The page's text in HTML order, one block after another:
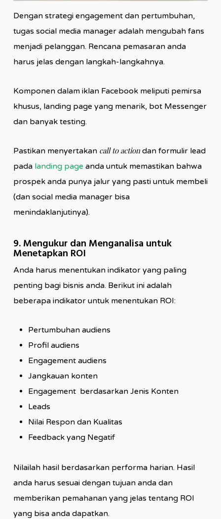
Dengan strategi engagement dan pertumbuhan,
tugas social media manager adalah mengubah fans
menjadi pelanggan. Rencana pemasaran anda
harus jelas dengan langkah-langkahnya.
Komponen dalam iklan Facebook meliputi pemirsa
khusus, landing page yang menarik, bot Messenger
dan banyak testing.
Pastikan menyertakan call to actiondan formulir lead
pada landing page anda untuk memastikan bahwa
prospek anda punya jalur yang pasti untuk membeli
(dan social media manager bisa
menindaklanjutinya).
9. Mengukur dan Menganalisa untuk
Menetapkan ROI
Anda harus menentukan indikator yang paling
penting bagi bisnis anda. Berikut ini adalah
beberapa indikator untuk menentukan ROI:
Pertumbuhan audiens
Profil audiens
Engagement audiens
Jangkauan konten
Engagement berdasarkan Jenis Konten
Leads
Nilai Respon dan Kualitas
Feedback yang Negatif
Nilailah hasil berdasarkan performa harian. Hasil
anda harus sesuai dengan tujuan anda dan
memberikan pemahanan yang jelas tentang ROI
yang bisa anda dapatkan.